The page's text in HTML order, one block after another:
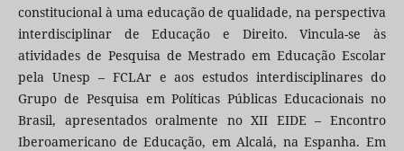
constitucional à uma educação de qualidade, na perspectiva
interdisciplinar de Educação e Direito. Vincula-se às
atividades de Pesquisa de Mestrado em Educação Escolar
pela Unesp – FCLAr e aos estudos interdisciplinares do
Grupo de Pesquisa em Políticas Públicas Educacionais no
Brasil, apresentados oralmente no XII EIDE – Encontro
Iberoamericano de Educação, em Alcalá, na Espanha. Em